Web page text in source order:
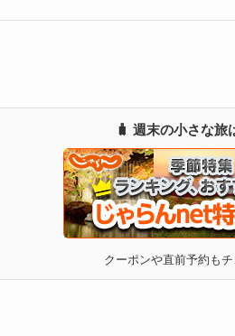
🧳 週末の小さな旅
クーポンや直前予約も